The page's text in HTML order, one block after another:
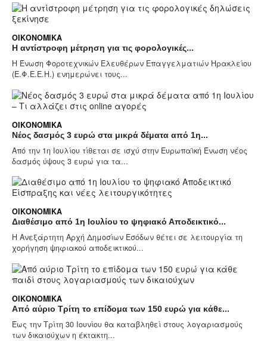
ΟΙΚΟΝΟΜΙΚΆ
Η αντίστροφη μέτρηση για τις φορολογικές...
Η Ένωση Φοροτεχνικών Ελευθέρων Επαγγελματιών Ηρακλείου
(Ε.Φ.Ε.Ε.Η.) ενημερώνει τους...
ΟΙΚΟΝΟΜΙΚΆ
Νέος δασμός 3 ευρώ στα μικρά δέματα από 1η...
Από την 1η Ιουλίου τίθεται σε ισχύ στην Ευρωπαϊκή Ένωση νέος
δασμός ύψους 3 ευρώ για τα...
ΟΙΚΟΝΟΜΙΚΆ
Διαθέσιμο από 1η Ιουλίου το ψηφιακό Αποδεικτικό...
Η Ανεξάρτητη Αρχή Δημοσίων Εσόδων θέτει σε λειτουργία τη
χορήγηση ψηφιακού αποδεικτικού...
ΟΙΚΟΝΟΜΙΚΆ
Από αύριο Τρίτη το επίδομα των 150 ευρώ για κάθε...
Έως την Τρίτη 30 Ιουνίου θα καταβληθεί στους λογαριασμούς
των δικαιούχων η έκτακτη...